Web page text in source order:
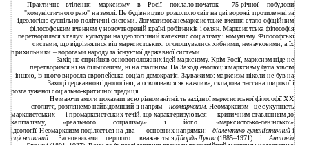
Практичне втілення марксизму в Росії поклало початок 75-річної побудови
"комуністичного раю" на землі. Це будівництво розкололо світ на дві ворожі, протилежні за
ідеологією суспільно-політичні системи. Догматизованемарксистське вчення стало офіційним
філософським вченням у новоутвореній країні робітників і селян. Марксистська філософія
перетворилася з галузі культури на ідеологічний катехізис соціалізму і комунізму. Філософські
системи, що відрізнялися від марксистських, оголошувалися хибними, ненауковими, а їх
прихильники – ворогами народу та існуючої державної системи.
Захід не сприйняв основоположних ідей марксизму. Крім Росії, марксизм ніде не
перетворився ні на більшовизм, ні на сталінізм. На Заході еволюція марксизму була зовсім
іншою, із нього виросла європейська соціал-демократія. Зауважимо: марксизм ніколи не був на
Заході державною ідеологією, а освоювався як важлива, складова частина широкої і
розгалуженої соціально-критичної традиції.
Не маючи змоги показати всю різноманітність західної марксистської філософії XX
століття, розглянемо найвідоміший її напрям –неомарксизм. Неомарксизм - це сукупність
марксистських
і промарксистських течій, що характеризуються
критичним ставленням до
капіталізму,
«реального соціалізму» і його
«марксистсько-ленінської»
ідеології. Неомарксизм поділяється на два
основних напрямки: діалектико-гуманістичний і
сцієнтичний. Засновниками першого вважаютьсяДйордь Лукач(1885–1971) і
Антоніо